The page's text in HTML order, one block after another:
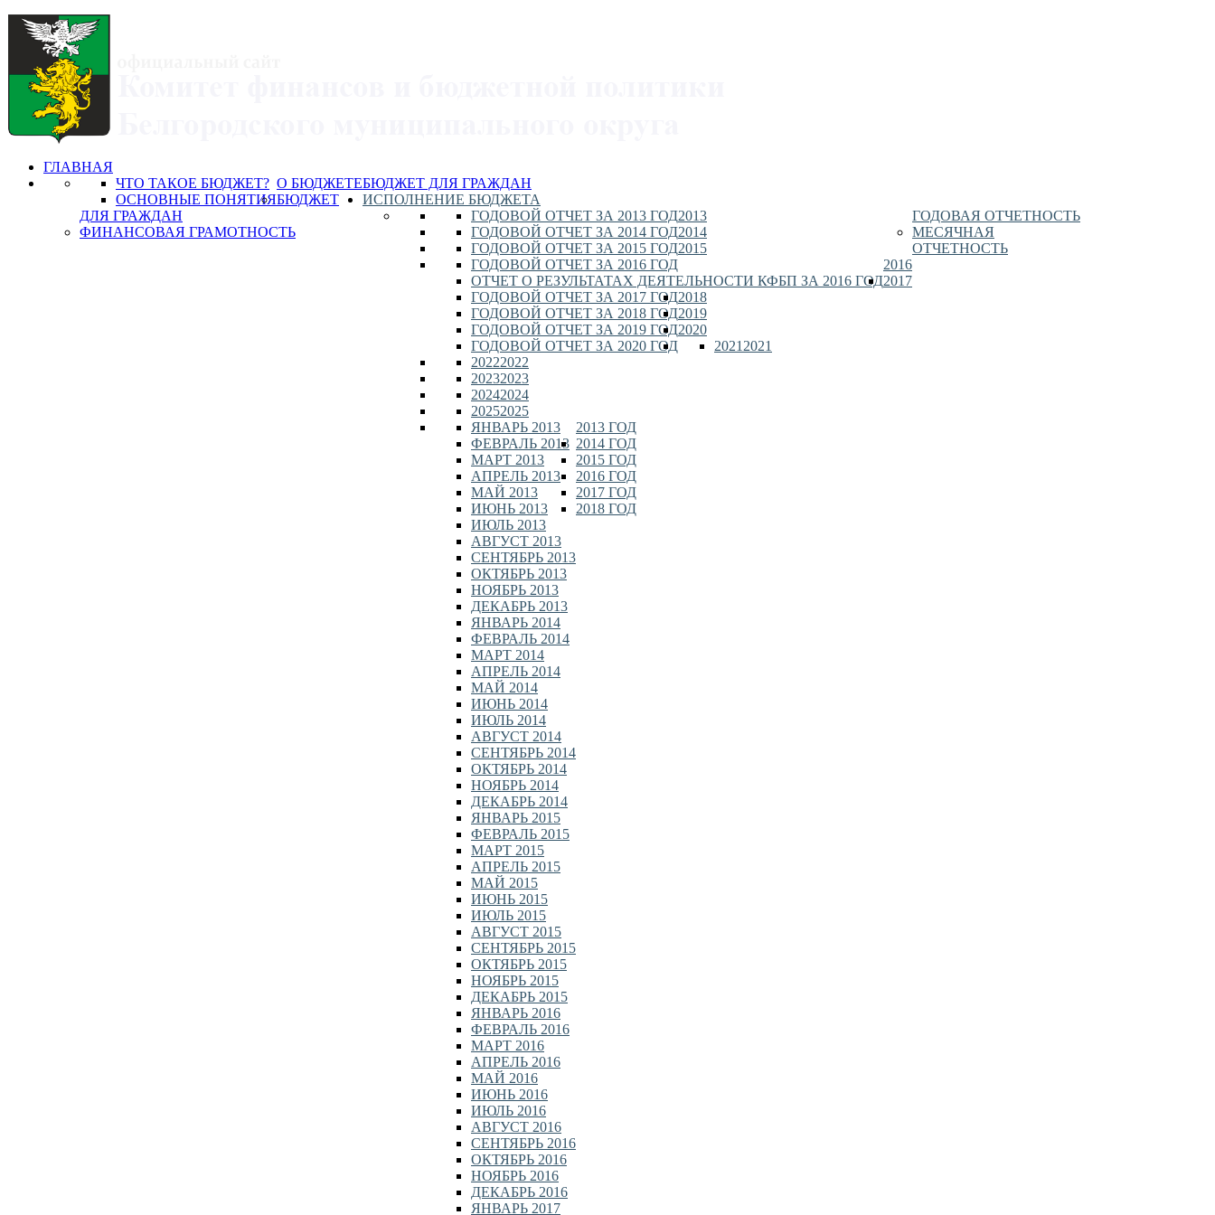
ГЛАВНАЯ
БЮДЖЕТ ДЛЯ ГРАЖДАН
О БЮДЖЕТЕ
ЧТО ТАКОЕ БЮДЖЕТ?
ОСНОВНЫЕ ПОНЯТИЯБЮДЖЕТ
ДЛЯ ГРАЖДАН
ФИНАНСОВАЯ ГРАМОТНОСТЬ
ИСПОЛНЕНИЕ БЮДЖЕТА
ГОДОВАЯ ОТЧЕТНОСТЬ
2013
ГОДОВОЙ ОТЧЕТ ЗА 2013 ГОД
2014
ГОДОВОЙ ОТЧЕТ ЗА 2014 ГОД
2015
ГОДОВОЙ ОТЧЕТ ЗА 2015 ГОД
2016
ГОДОВОЙ ОТЧЕТ ЗА 2016 ГОД
ОТЧЕТ О РЕЗУЛЬТАТАХ ДЕЯТЕЛЬНОСТИ КФБП ЗА 2016 ГОД2017
ГОДОВОЙ ОТЧЕТ ЗА 2017 ГОД2018
ГОДОВОЙ ОТЧЕТ ЗА 2018 ГОД2019
ГОДОВОЙ ОТЧЕТ ЗА 2019 ГОД2020
ГОДОВОЙ ОТЧЕТ ЗА 2020 ГОД
2021
2021
2022
2022
2023
2023
2024
2024
2025
2025
МЕСЯЧНАЯ
ОТЧЕТНОСТЬ
2013 ГОД
ЯНВАРЬ 2013
ФЕВРАЛЬ 2013
МАРТ 2013
АПРЕЛЬ 2013
МАЙ 2013
ИЮНЬ 2013
ИЮЛЬ 2013
АВГУСТ 2013
СЕНТЯБРЬ 2013
ОКТЯБРЬ 2013
НОЯБРЬ 2013
ДЕКАБРЬ 2013
2014 ГОД
ЯНВАРЬ 2014
ФЕВРАЛЬ 2014
МАРТ 2014
АПРЕЛЬ 2014
МАЙ 2014
ИЮНЬ 2014
ИЮЛЬ 2014
АВГУСТ 2014
СЕНТЯБРЬ 2014
ОКТЯБРЬ 2014
НОЯБРЬ 2014
ДЕКАБРЬ 2014
2015 ГОД
ЯНВАРЬ 2015
ФЕВРАЛЬ 2015
МАРТ 2015
АПРЕЛЬ 2015
МАЙ 2015
ИЮНЬ 2015
ИЮЛЬ 2015
АВГУСТ 2015
СЕНТЯБРЬ 2015
ОКТЯБРЬ 2015
НОЯБРЬ 2015
ДЕКАБРЬ 2015
2016 ГОД
ЯНВАРЬ 2016
ФЕВРАЛЬ 2016
МАРТ 2016
АПРЕЛЬ 2016
МАЙ 2016
ИЮНЬ 2016
ИЮЛЬ 2016
АВГУСТ 2016
СЕНТЯБРЬ 2016
ОКТЯБРЬ 2016
НОЯБРЬ 2016
ДЕКАБРЬ 2016
2017 ГОД
ЯНВАРЬ 2017
2018 ГОД